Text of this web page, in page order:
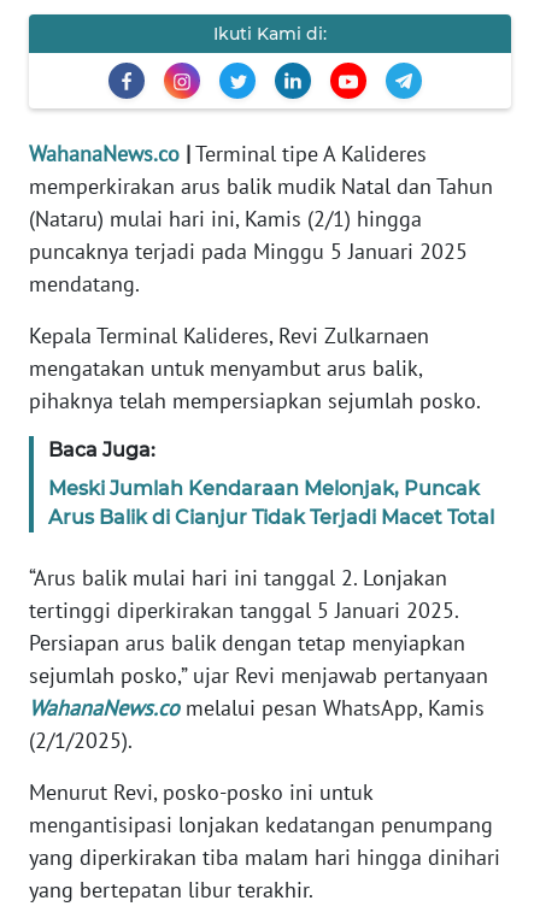
Ikuti Kami di:
WahanaNews.co |Terminal tipe A Kalideres
memperkirakan arus balik mudik Natal dan Tahun
(Nataru) mulai hari ini, Kamis (2/1) hingga
puncaknya terjadi pada Minggu 5 Januari 2025
mendatang.
Kepala Terminal Kalideres, Revi Zulkarnaen
mengatakan untuk menyambut arus balik,
pihaknya telah mempersiapkan sejumlah posko.
Baca Juga:
Meski Jumlah Kendaraan Melonjak, Puncak
Arus Balik di Cianjur Tidak Terjadi Macet Total
“Arus balik mulai hari ini tanggal 2. Lonjakan
tertinggi diperkirakan tanggal 5 Januari 2025.
Persiapan arus balik dengan tetap menyiapkan
sejumlah posko,” ujar Revi menjawab pertanyaan
WahanaNews.comelalui pesan WhatsApp, Kamis
(2/1/2025).
Menurut Revi, posko-posko ini untuk
mengantisipasi lonjakan kedatangan penumpang
yang diperkirakan tiba malam hari hingga dinihari
yang bertepatan libur terakhir.
EDITORIAL
Informasi
BERITA
KONTAK
KAMI
INFO
IKLAN
TENTANG
KAMI
PEDOMAN
SIBER
REDAKSI
KARIR
Wahana
News